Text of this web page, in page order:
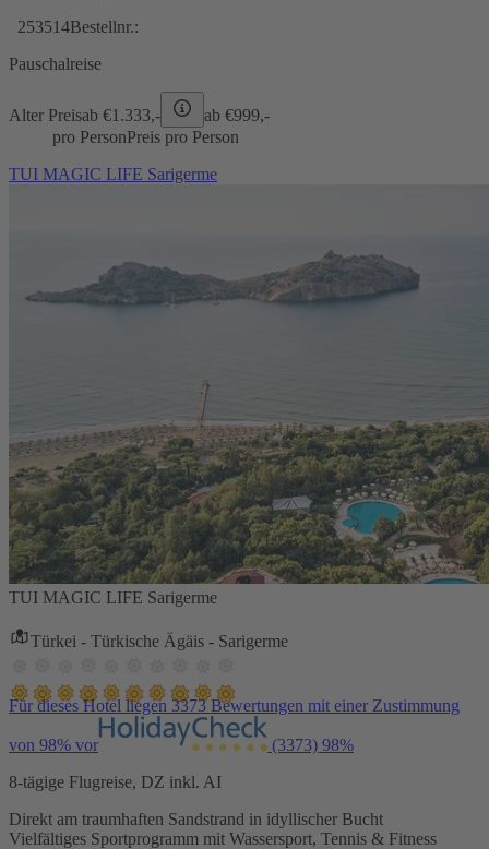
253514Bestellnr.:
Pauschalreise
Alter Preisab €1.333,- ab €999,-
pro PersonPreis pro Person
TUI MAGIC LIFE Sarigerme
TUI MAGIC LIFE Sarigerme
Türkei - Türkische Ägäis - Sarigerme
Für dieses Hotel liegen 3373 Bewertungen mit einer Zustimmung
von 98% vor (3373) 98%
8-tägige Flugreise, DZ inkl. AI
Direkt am traumhaften Sandstrand in idyllischer Bucht
Vielfältiges Sportprogramm mit Wassersport, Tennis & Fitness